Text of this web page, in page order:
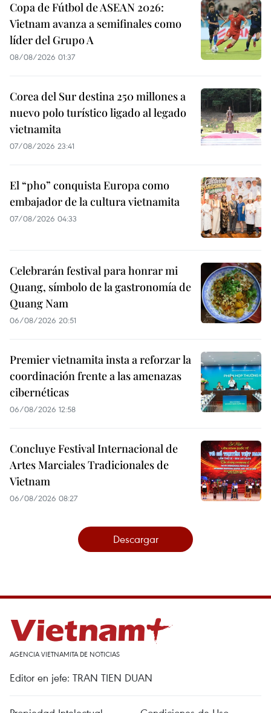
Copa de Fútbol de ASEAN 2026:
Vietnam avanza a semifinales como
líder del Grupo A
08/08/2026 01:37
Corea del Sur destina 250 millones a
nuevo polo turístico ligado al legado
vietnamita
07/08/2026 23:41
El “pho” conquista Europa como
embajador de la cultura vietnamita
07/08/2026 04:33
Celebrarán festival para honrar mi
Quang, símbolo de la gastronomía de
Quang Nam
06/08/2026 20:51
Premier vietnamita insta a reforzar la
coordinación frente a las amenazas
cibernéticas
06/08/2026 12:58
Concluye Festival Internacional de
Artes Marciales Tradicionales de
Vietnam
06/08/2026 08:27
Descargar
AGENCIA VIETNAMITA DE NOTICIAS
Editor en jefe: TRAN TIEN DUAN